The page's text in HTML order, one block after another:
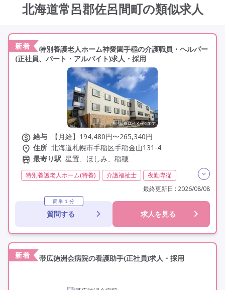
北海道常呂郡佐呂間町の類似求人
新着
特別養護老人ホーム神愛園手稲の介護職員・ヘルパー
(正社員、パート・アルバイト)求人・採用
給与
【月給】194,480円〜265,340円
住所 北海道札幌市手稲区手稲金山131-4
最寄り駅 星置、ほしみ、稲穂
特別養護老人ホーム(特養) 介護福祉士
夜勤専従
常勤
非常勤
社会保険完備
交通費支給
託児所・保育支援あり
年間休日110日以上
学歴不問
定年60歳以上
最終更新日 : 2026/08/08
簡単１分
質問する 求人を見る
新着 帯広徳洲会病院の看護助手(正社員)求人・採用